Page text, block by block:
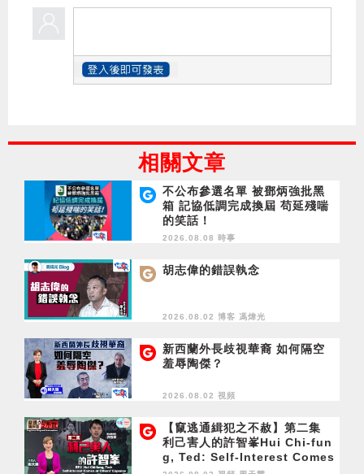
相關文章
不公布參選名單 被鄧炳強批黑
箱 記協低調完成換屆 苟延殘喘
的笑話！
2026.08.08 時事
胡志偉的錯誤執念
2026.08.02 博客 馮煒光
新西蘭外長歧視華裔 如何隔空
羞辱陶傑？
2026.08.02 視頻
【竄逃通緝犯之不赦】第二集
利己害人的許智峯Hui Chi-fun
g, Ted: Self-Interest Comes